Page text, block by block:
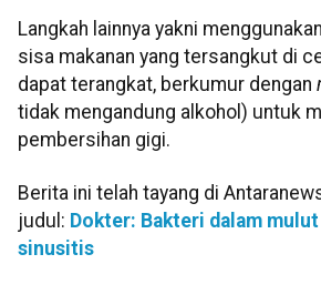
Langkah lainnya yakni menggunakan
sisa makanan yang tersangkut di
dapat terangkat, berkumur dengan
tidak mengandung alkohol) untuk
pembersihan gigi.
Berita ini telah tayang di
judul: Dokter: Bakteri dalam
sinusitis